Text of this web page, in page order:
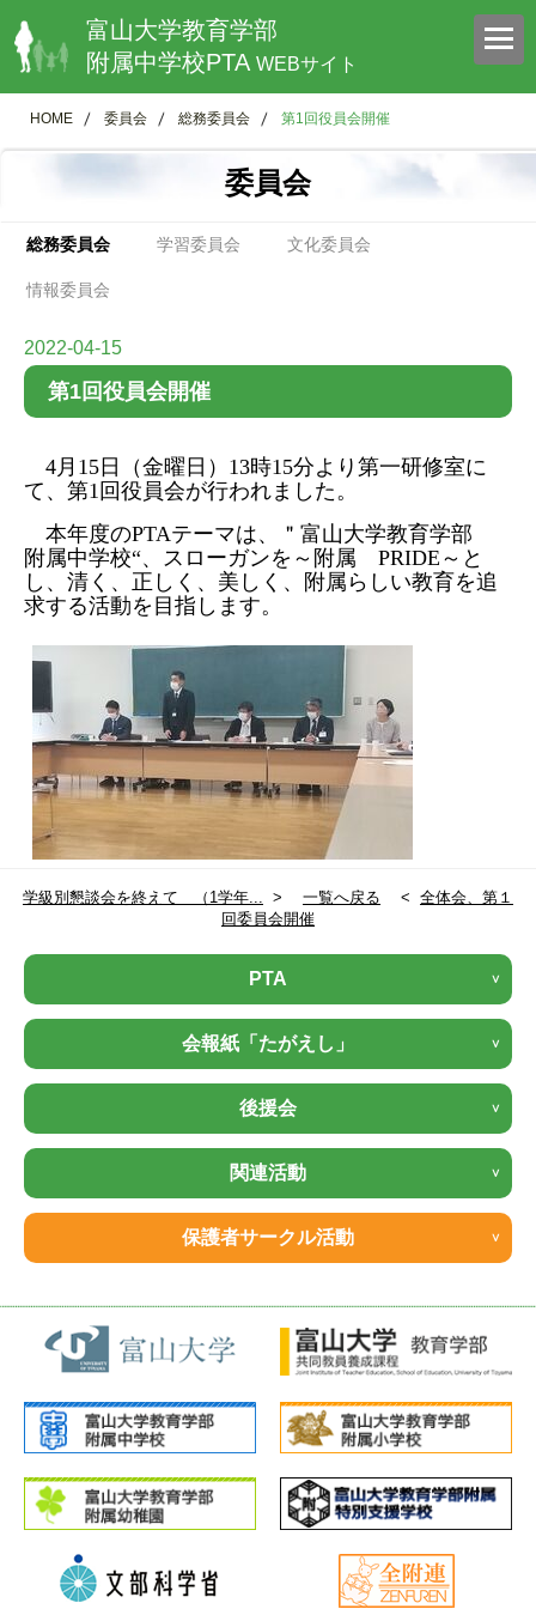
富山大学教育学部
附属中学校PTA WEBサイト
HOME 委員会 総務委員会 第1回役員会開催
委員会
総務委員会 学習委員会 文化委員会
情報委員会
2022-04-15
第1回役員会開催
4 月 15日（金曜日） 13時15分より第一研修室に
て、第1 回役員会が行われました。
本年度のPTAテーマは、＂富山大学教育学部
附属中学校“、スローガンを～附属 PRIDE ～と
し、清く、正しく、美しく、附属らしい教育を追
求する活動を目指します。
学級別懇談会を終えて （1学年... > 一覧へ戻る < 全体会、第１
回委員会開催
PTA
会報紙「たがえし」
後援会
関連活動
保護者サークル活動